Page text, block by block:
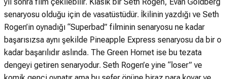
senaryosu olduğu için de vasatüstüdür. İkilinin yazdığı ve Seth
Rogen’in oynadığı “Superbad” filminin senaryosu ne kadar
başarısızsa aynı şekilde Pineapple Express senaryosu da bir o
kadar başarılıdır aslında. The Green Hornet ise bu tezata
dengeyi getiren senaryodur. Seth Rogen’e yine “loser” ve